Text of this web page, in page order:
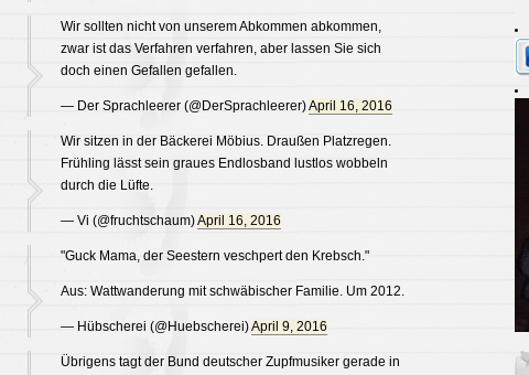
Wir sollten nicht von unserem Abkommen abkommen,
zwar ist das Verfahren verfahren, aber lassen Sie sich
doch einen Gefallen gefallen.
— Der Sprachleerer (@DerSprachleerer)April 16, 2016
Wir sitzen in der Bäckerei Möbius. Draußen Platzregen.
Frühling lässt sein graues Endlosband lustlos wobbeln
durch die Lüfte.
— Vi (@fruchtschaum)April 16, 2016
"Guck Mama, der Seestern veschpert den Krebsch."
Aus: Wattwanderung mit schwäbischer Familie. Um 2012.
— Hübscherei (@Huebscherei)April 9, 2016
Übrigens tagt der Bund deutscher Zupfmusiker gerade in